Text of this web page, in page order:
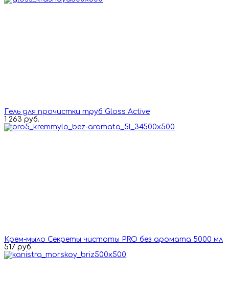
Гель для прочистки труб Gloss Active
1 263 руб.
Крем-мыло Секреты чистоты PRO без аромата 5000 мл
517 руб.